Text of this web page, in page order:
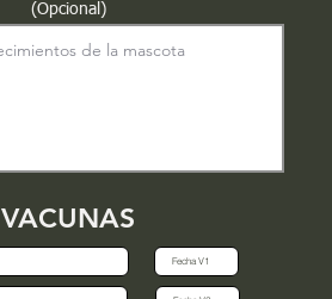
(Opcional)
VACUNAS